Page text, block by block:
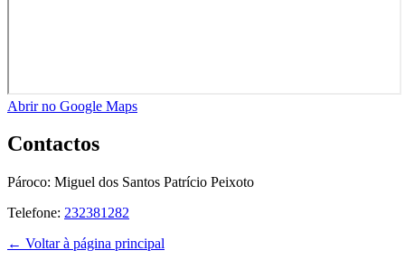
Abrir no Google Maps
Contactos
Pároco: Miguel dos Santos Patrício Peixoto
Telefone: 232381282
← Voltar à página principal